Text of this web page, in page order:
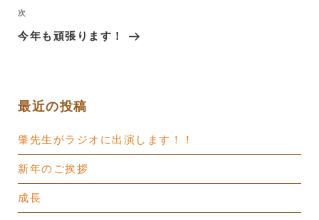
稿
ナ
シ
ン
次
の
次
今年も頑張ります！
最近の投稿
肇先生がラジオに出演します！！
新年のご挨拶
成長